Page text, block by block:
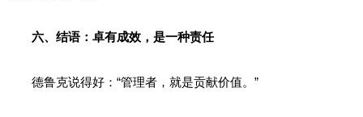
六、结语：卓有成效，是一种责任
德鲁克说得好：“管理者，就是贡献价值。”